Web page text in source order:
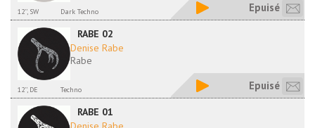
12'', SW Dark Techno Epuisé
RABE 02
Denise Rabe
Rabe
12'', DE Techno Epuisé
RABE 01